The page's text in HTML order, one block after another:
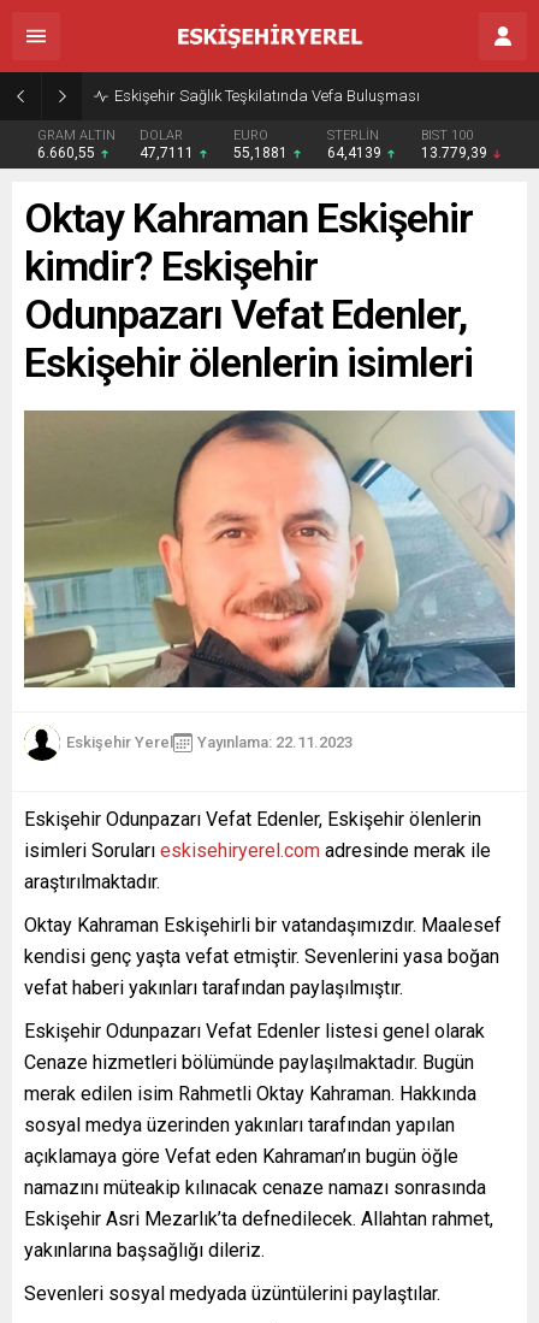
Eskişehir Sağlık Teşkilatında Vefa Buluşması
GRAM ALTIN
6.660,55
DOLAR
47,7111
EURO
55,1881
STERLİN
64,4139
BIST 100
13.779,39
Oktay Kahraman Eskişehir
kimdir? Eskişehir
Odunpazarı Vefat Edenler,
Eskişehir ölenlerin isimleri
Eskişehir Yerel Yayınlama: 22.11.2023
Eskişehir Odunpazarı Vefat Edenler, Eskişehir ölenlerin
isimleri Soruları eskisehiryerel.com adresinde merak ile
araştırılmaktadır.
Oktay Kahraman Eskişehirli bir vatandaşımızdır. Maalesef
kendisi genç yaşta vefat etmiştir. Sevenlerini yasa boğan
vefat haberi yakınları tarafından paylaşılmıştır.
Eskişehir Odunpazarı Vefat Edenler listesi genel olarak
Cenaze hizmetleri bölümünde paylaşılmaktadır. Bugün
merak edilen isim Rahmetli Oktay Kahraman. Hakkında
sosyal medya üzerinden yakınları tarafından yapılan
açıklamaya göre Vefat eden Kahraman’ın bugün öğle
namazını müteakip kılınacak cenaze namazı sonrasında
Eskişehir Asri Mezarlık’ta defnedilecek. Allahtan rahmet,
yakınlarına başsağlığı dileriz.
Sevenleri sosyal medyada üzüntülerini paylaştılar.